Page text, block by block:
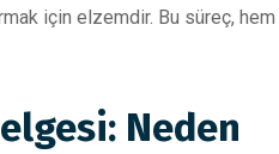
için elzemdir. Bu süreç, hem
Neden